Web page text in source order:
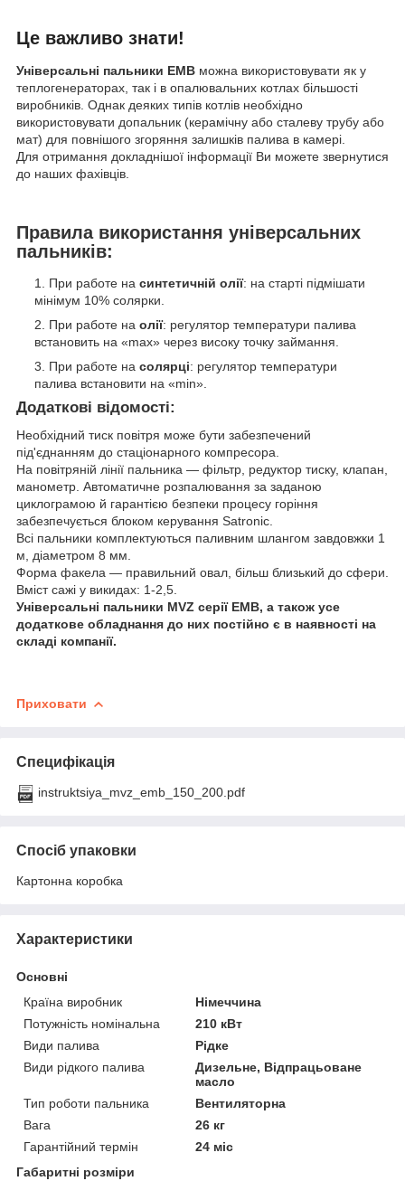
Це важливо знати!
Універсальні пальники EMB можна використовувати як у
теплогенераторах, так і в опалювальних котлах більшості
виробників. Однак деяких типів котлів необхідно
використовувати допальник (керамічну або сталеву трубу або
мат) для повнішого згоряння залишків палива в камері.
Для отримання докладнішої інформації Ви можете звернутися
до наших фахівців.
Правила використання універсальних
пальників:
При работе на синтетичній олії: на старті підмішати
мінімум 10% солярки.
При работе на олії: регулятор температури палива
встановить на «max» через високу точку займання.
При работе на солярці: регулятор температури
палива встановити на «min».
Додаткові відомості:
Необхідний тиск повітря може бути забезпечений
під'єднанням до стаціонарного компресора.
На повітряній лінії пальника — фільтр, редуктор тиску, клапан,
манометр. Автоматичне розпалювання за заданою
циклограмою й гарантією безпеки процесу горіння
забезпечується блоком керування Satronic.
Всі пальники комплектуються паливним шлангом завдовжки 1
м, діаметром 8 мм.
Форма факела — правильний овал, більш близький до сфери.
Вміст сажі у викидах: 1-2,5.
Універсальні пальники MVZ серії EMB, а також усе
додаткове обладнання до них постійно є в наявності на
складі компанії.
Приховати
Специфікація
instruktsiya_mvz_emb_150_200.pdf
Спосіб упаковки
Картонна коробка
Характеристики
Основні
Країна виробник
Німеччина
Потужність номінальна
210 кВт
Види палива
Рідке
Види рідкого палива
Дизельне, Відпрацьоване
масло
Тип роботи пальника
Вентиляторна
Вага
26 кг
Гарантійний термін
24 міс
Габаритні розміри